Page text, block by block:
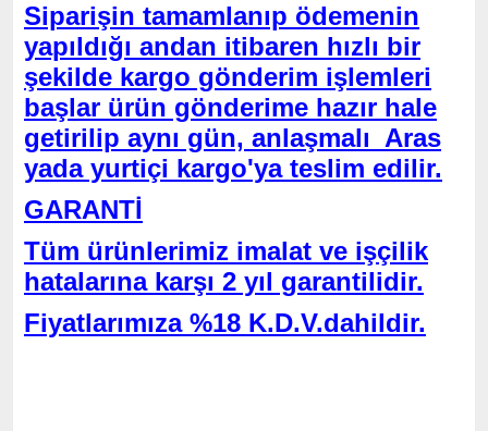
Siparişin tamamlanıp ödemenin
yapıldığı andan itibaren hızlı bir
şekilde kargo gönderim işlemleri
başlar ürün gönderime hazır hale
getirilip aynı gün, anlaşmalı Aras
yada yurtiçi kargo'ya teslim edilir.
GARANTİ
Tüm ürünlerimiz imalat ve işçilik
hatalarına karşı 2 yıl garantilidir.
Fiyatlarımıza %18 K.D.V.dahildir.